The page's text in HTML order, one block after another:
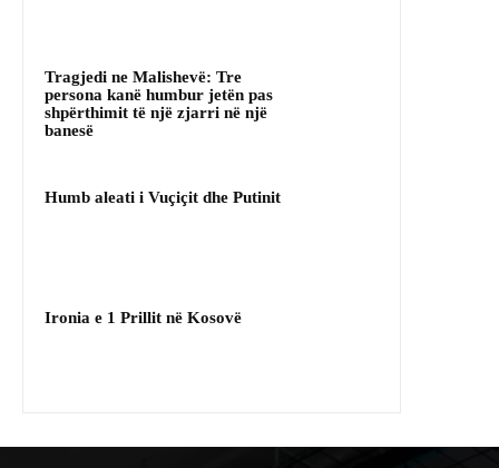
Tragjedi ne Malishevë: Tre
persona kanë humbur jetën pas
shpërthimit të një zjarri në një
banesë
Humb aleati i Vuçiçit dhe Putinit
Ironia e 1 Prillit në Kosovë